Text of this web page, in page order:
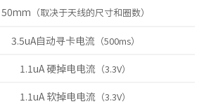
50mm （取决于天线的尺寸和圈数）
3.5uA自动寻卡电流（500ms）
1.1uA 硬掉电电流 （3.3V）
1.1uA 软掉电电流 （3.3V）